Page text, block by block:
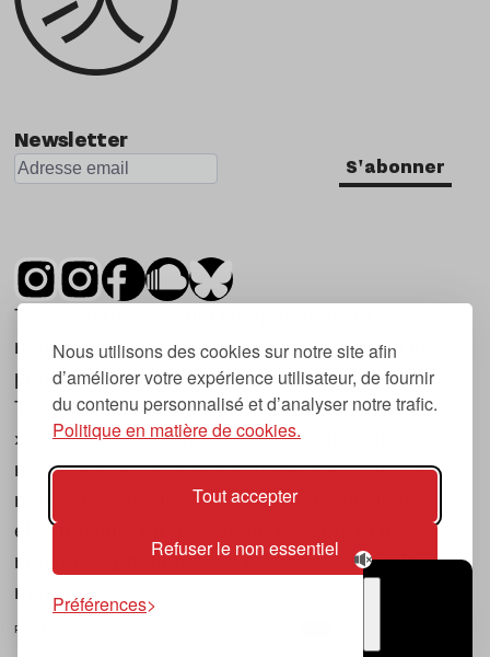
Nous utilisons des cookies sur notre site afin
d’améliorer votre expérience utilisateur, de fournir
du contenu personnalisé et d’analyser notre trafic.
Politique en matière de cookies.
Tout accepter
Refuser le non essentiel
Préférences
Newsletter
S'abonner
Tsugi est un mensuel indépendant sur la
musique et les nouvelles tendances, dont la
première parution date de 2007.
Tsugi en japonais signifie « prochain », « suivant
», ce qui correspond à la thématique du
magazine, à l’affût des nouvelles tendances
musicales, qu’elles viennent de la musique
électronique, du rock ou du hip hop, et des
nouveaux phénomènes de société liés à la
musique.
POLITIQUE DE COOKIES (UE)